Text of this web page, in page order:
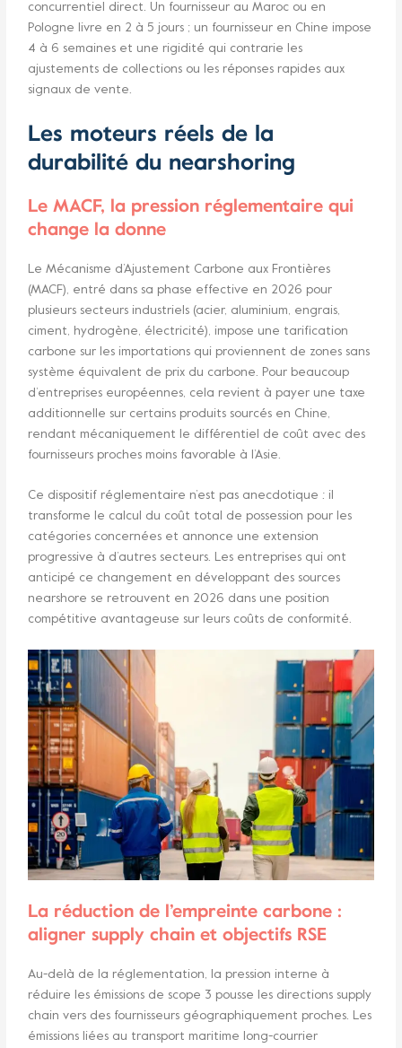
concurrentiel direct. Un fournisseur au Maroc ou en
Pologne livre en 2 à 5 jours ; un fournisseur en Chine impose
4 à 6 semaines et une rigidité qui contrarie les
ajustements de collections ou les réponses rapides aux
signaux de vente.
Les moteurs réels de la
durabilité du nearshoring
Le MACF, la pression réglementaire qui
change la donne
Le Mécanisme d’Ajustement Carbone aux Frontières
(MACF), entré dans sa phase effective en 2026 pour
plusieurs secteurs industriels (acier, aluminium, engrais,
ciment, hydrogène, électricité), impose une tarification
carbone sur les importations qui proviennent de zones sans
système équivalent de prix du carbone. Pour beaucoup
d’entreprises européennes, cela revient à payer une taxe
additionnelle sur certains produits sourcés en Chine,
rendant mécaniquement le différentiel de coût avec des
fournisseurs proches moins favorable à l’Asie.
Ce dispositif réglementaire n’est pas anecdotique : il
transforme le calcul du coût total de possession pour les
catégories concernées et annonce une extension
progressive à d’autres secteurs. Les entreprises qui ont
anticipé ce changement en développant des sources
nearshore se retrouvent en 2026 dans une position
compétitive avantageuse sur leurs coûts de conformité.
La réduction de l’empreinte carbone :
aligner supply chain et objectifs RSE
Au-delà de la réglementation, la pression interne à
réduire les émissions de scope 3 pousse les directions supply
chain vers des fournisseurs géographiquement proches. Les
émissions liées au transport maritime long-courrier